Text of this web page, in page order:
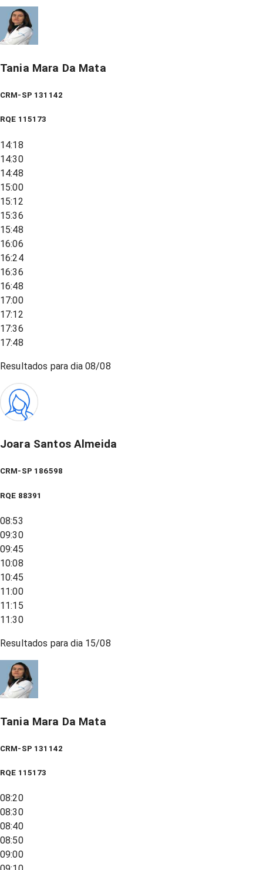
Tania Mara Da Mata
CRM-SP 131142
RQE 115173
14:18
14:30
14:48
15:00
15:12
15:36
15:48
16:06
16:24
16:36
16:48
17:00
17:12
17:36
17:48
Resultados para dia08/08
Joara Santos Almeida
CRM-SP 186598
RQE 88391
08:53
09:30
09:45
10:08
10:45
11:00
11:15
11:30
Resultados para dia 15/08
Tania Mara Da Mata
CRM-SP 131142
RQE 115173
08:20
08:30
08:40
08:50
09:00